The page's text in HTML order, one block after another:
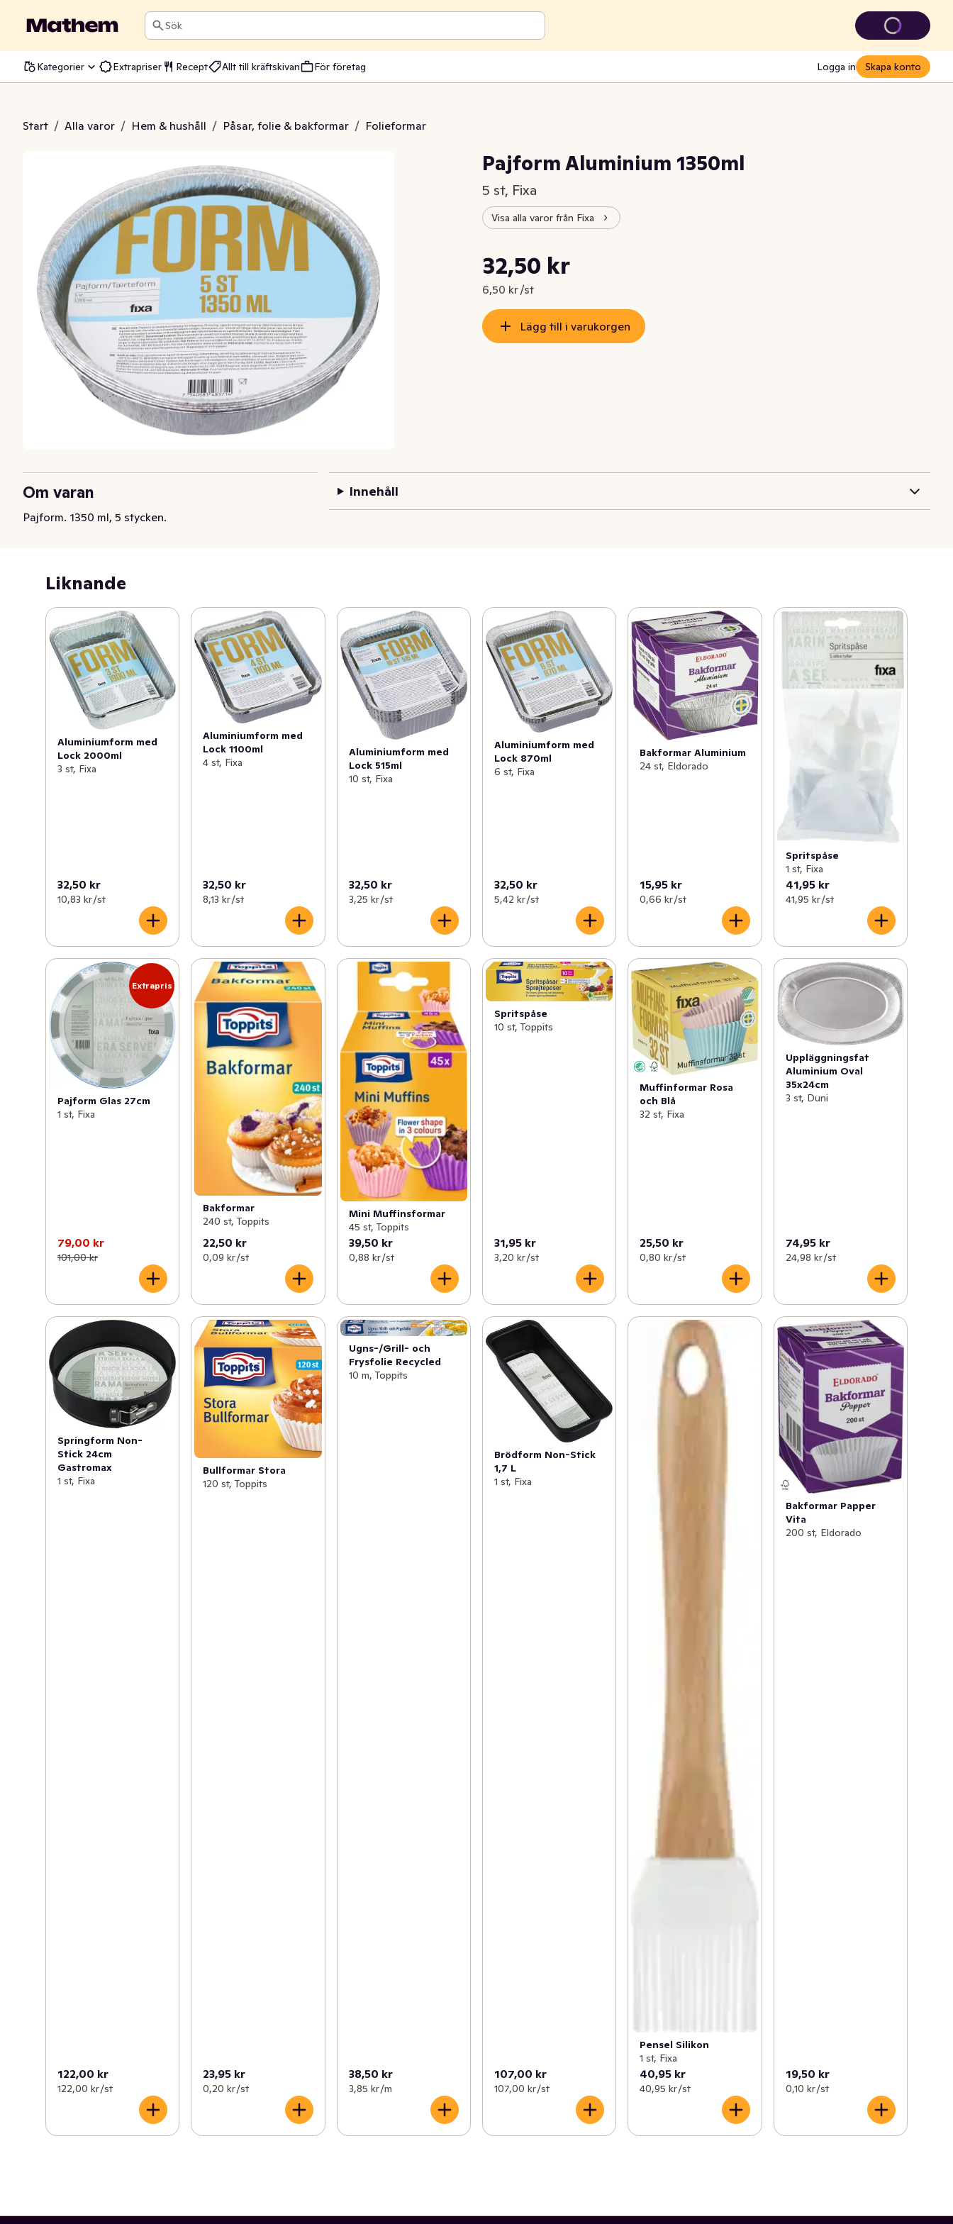
Sök
Kategorier Extrapriser Recept Allt till kräftskivan För företag Logga in Skapa konto
Start / Alla varor / Hem & hushåll / Påsar, folie & bakformar / Folieformar
1350ml
Pajform Aluminium 1350ml
5 st, Fixa
Visa alla varor från Fixa
Nuvarande pris är: 32,50 kr
32,50 kr
6,50 kr /st
Styckpris: 6,50 kr /st
Lägg till i varukorgen
Om varan
Pajform. 1350 ml, 5 stycken.
Innehåll
Liknande
Aluminiumform med
Lock 2000ml
3 st, Fixa
32,50 kr
10,83 kr /st
Aluminiumform med
Lock 1100ml
4 st, Fixa
32,50 kr
8,13 kr /st
Aluminiumform med
Lock 515ml
10 st, Fixa
32,50 kr
3,25 kr /st
Aluminiumform med
Lock 870ml
6 st, Fixa
32,50 kr
5,42 kr /st
Bakformar Aluminium
24 st, Eldorado
15,95 kr
0,66 kr /st
Spritspåse
1 st, Fixa
41,95 kr
41,95 kr /st
Extrapris
Pajform Glas 27cm
1 st, Fixa
79,00 kr
101,00 kr
Bakformar
240 st, Toppits
22,50 kr
0,09 kr /st
Mini Muffinsformar
45 st, Toppits
39,50 kr
0,88 kr /st
Spritspåse
10 st, Toppits
31,95 kr
3,20 kr /st
Muffinformar Rosa
och Blå
32 st, Fixa
25,50 kr
0,80 kr /st
Uppläggningsfat
Aluminium Oval
35x24cm
3 st, Duni
74,95 kr
24,98 kr /st
Springform Non-
Stick 24cm
Gastromax
1 st, Fixa
122,00 kr
122,00 kr /st
Bullformar Stora
120 st, Toppits
23,95 kr
0,20 kr /st
Ugns-/Grill- och
Frysfolie Recycled
10 m, Toppits
38,50 kr
3,85 kr /m
Brödform Non-Stick
1,7 L
1 st, Fixa
107,00 kr
107,00 kr /st
Pensel Silikon
1 st, Fixa
40,95 kr
40,95 kr /st
Bakformar Papper
Vita
200 st, Eldorado
19,50 kr
0,10 kr /st